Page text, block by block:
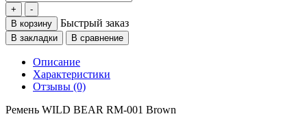
В корзину Быстрый заказ
В закладки В сравнение
Описание
Характеристики
Отзывы (0)
Ремень WILD BEAR RM-001 Brown